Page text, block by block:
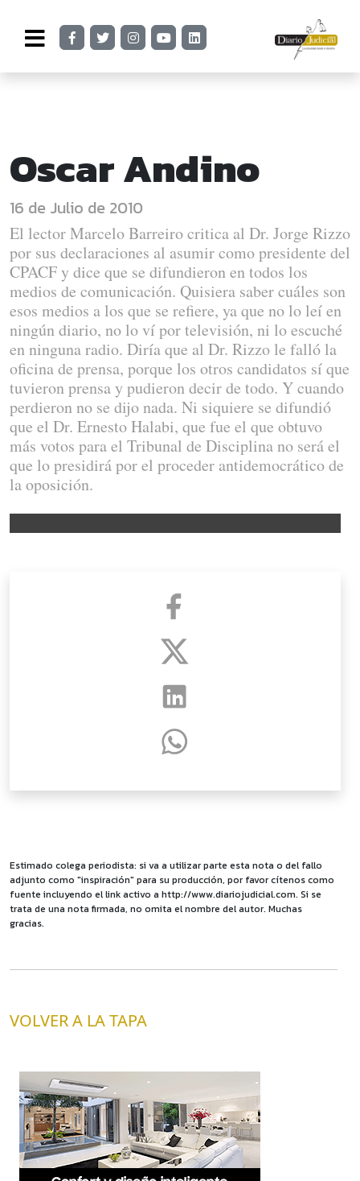
Oscar Andino
16 de Julio de 2010
El lector Marcelo Barreiro critica al Dr. Jorge Rizzo
por sus declaraciones al asumir como presidente del
CPACF y dice que se difundieron en todos los
medios de comunicación. Quisiera saber cuáles son
esos medios a los que se refiere, ya que no lo leí en
ningún diario, no lo ví por televisión, ni lo escuché
en ninguna radio. Diría que al Dr. Rizzo le falló la
oficina de prensa, porque los otros candidatos sí que
tuvieron prensa y pudieron decir de todo. Y cuando
perdieron no se dijo nada. Ni siquiere se difundió
que el Dr. Ernesto Halabi, que fue el que obtuvo
más votos para el Tribunal de Disciplina no será el
que lo presidirá por el proceder antidemocrático de
la oposición.
Estimado colega periodista: si va a utilizar parte esta nota o del fallo
adjunto como "inspiración" para su producción, por favor cítenos como
fuente incluyendo el link activo a http://www.diariojudicial.com. Si se
trata de una nota firmada, no omita el nombre del autor. Muchas
gracias.
VOLVER A LA TAPA